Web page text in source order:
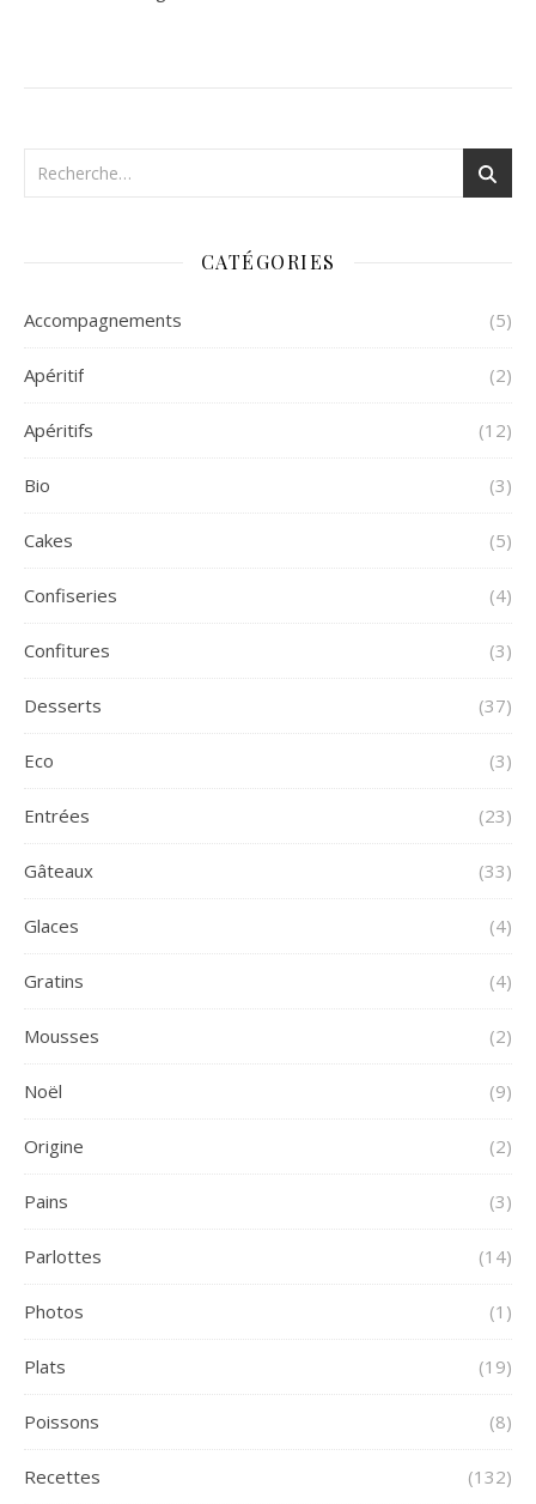
CATÉGORIES
Accompagnements (5)
Apéritif (2)
Apéritifs (12)
Bio (3)
Cakes (5)
Confiseries (4)
Confitures (3)
Desserts (37)
Eco (3)
Entrées (23)
Gâteaux (33)
Glaces (4)
Gratins (4)
Mousses (2)
Noël (9)
Origine (2)
Pains (3)
Parlottes (14)
Photos (1)
Plats (19)
Poissons (8)
Recettes (132)